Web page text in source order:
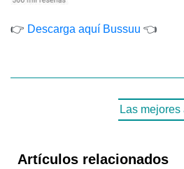
👉 Descarga aquí Bussuu 👈
Las
Artículos relacionados